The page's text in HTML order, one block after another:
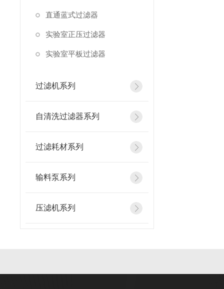
直通蓝式过滤器
实验室正压过滤器
实验室平板过滤器
过滤机系列
自清洗过滤器系列
过滤耗材系列
输料泵系列
压滤机系列